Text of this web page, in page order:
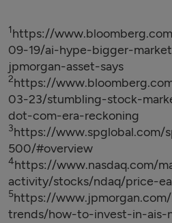
1https://
09-19/ai-hype-bigger-
jpmorgan-asset-says
2https://
03-23/stumbling-stock-
dot-com-era-reckoning
3https://
500/#overview
4https://www.nasdaq.com/
activity/stocks/ndaq/price-
5https://
trends/how-to-invest-in-ais-